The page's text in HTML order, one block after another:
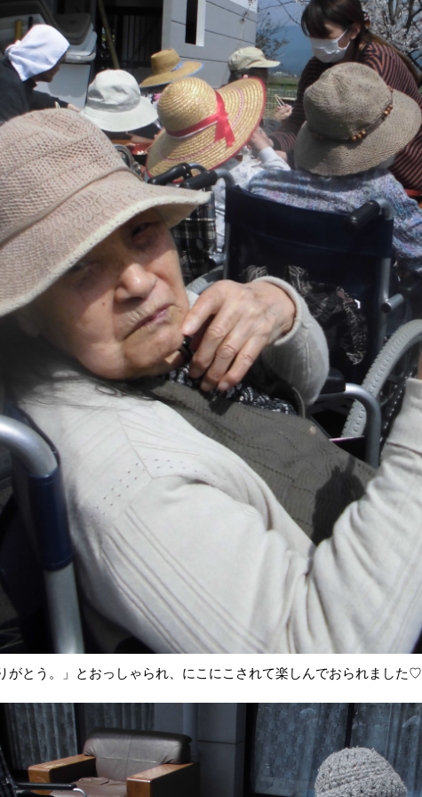
がとう。」とおっしゃられ、にこにこされて楽しんでおられました♡